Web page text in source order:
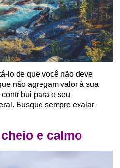
lo de que você não deve
não agregam valor à sua
para o seu
Busque sempre exalar
e calmo